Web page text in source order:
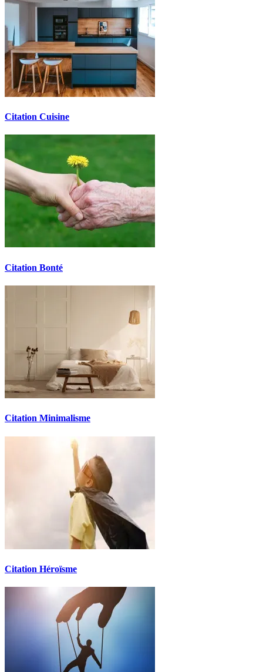
Citation Cuisine
Citation Bonté
Citation Minimalisme
Citation Héroïsme